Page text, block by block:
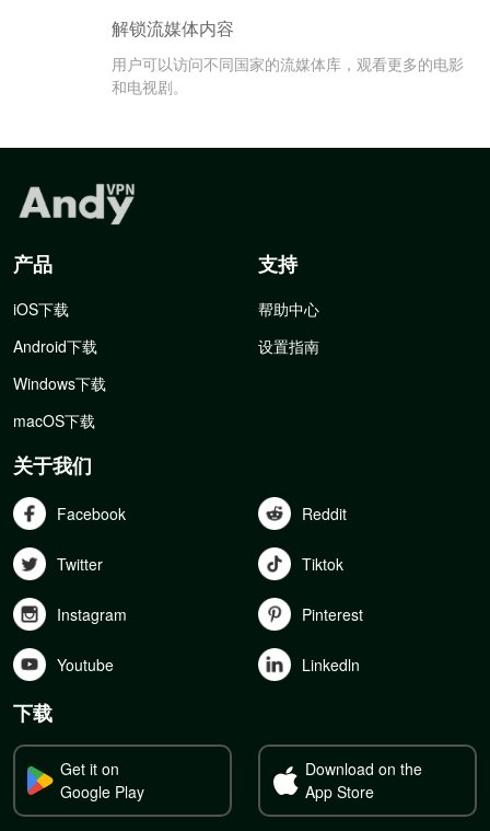
解锁流媒体内容
用户可以访问不同国家的流媒体库，观看更多的电影
和电视剧。
产品
iOS下载
Android下载
Windows下载
macOS下载
支持
帮助中心
设置指南
关于我们
Facebook Reddit
Twitter Tiktok
Instagram Pinterest
Youtube Linkedln
下载
Get it on
Google Play
Download on the
App Store